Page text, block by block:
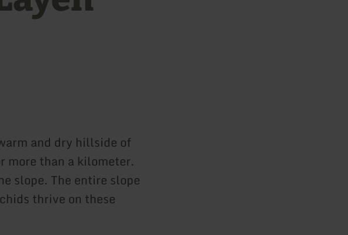
and dry hillside of
more than a kilometer.
slope. The entire slope
thrive on these